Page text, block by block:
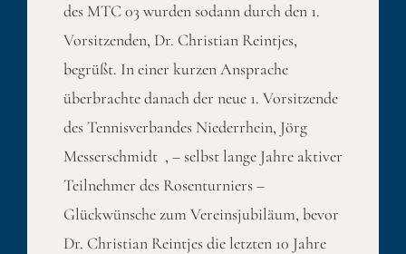
des MTC 03 wurden sodann durch den 1.
Vorsitzenden, Dr. Christian Reintjes,
begrüßt. In einer kurzen Ansprache
überbrachte danach der neue 1. Vorsitzende
des Tennisverbandes Niederrhein, Jörg
Messerschmidt , – selbst lange Jahre aktiver
Teilnehmer des Rosenturniers –
Glückwünsche zum Vereinsjubiläum, bevor
Dr. Christian Reintjes die letzten 10 Jahre